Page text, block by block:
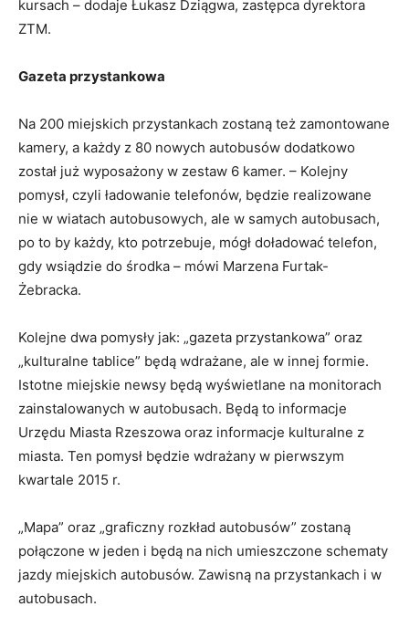
kursach – dodaje Łukasz Dziągwa, zastępca dyrektora
ZTM.
Gazeta przystankowa
Na 200 miejskich przystankach zostaną też zamontowane
kamery, a każdy z 80 nowych autobusów dodatkowo
został już wyposażony w zestaw 6 kamer. – Kolejny
pomysł, czyli ładowanie telefonów, będzie realizowane
nie w wiatach autobusowych, ale w samych autobusach,
po to by każdy, kto potrzebuje, mógł doładować telefon,
gdy wsiądzie do środka – mówi Marzena Furtak-
Żebracka.
Kolejne dwa pomysły jak: „gazeta przystankowa” oraz
„kulturalne tablice” będą wdrażane, ale w innej formie.
Istotne miejskie newsy będą wyświetlane na monitorach
zainstalowanych w autobusach. Będą to informacje
Urzędu Miasta Rzeszowa oraz informacje kulturalne z
miasta. Ten pomysł będzie wdrażany w pierwszym
kwartale 2015 r.
„Mapa” oraz „graficzny rozkład autobusów” zostaną
połączone w jeden i będą na nich umieszczone schematy
jazdy miejskich autobusów. Zawisną na przystankach i w
autobusach.